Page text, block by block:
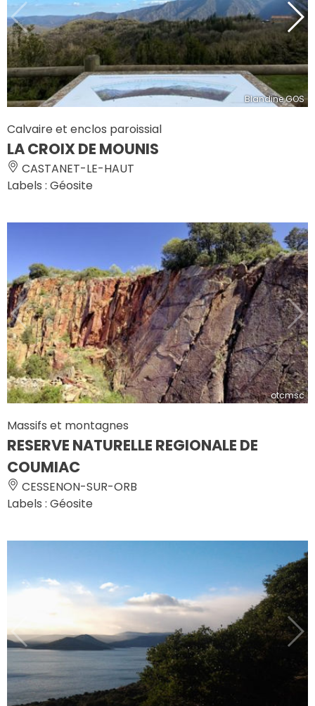
Blandine GOS
Calvaire et enclos paroissial
LA CROIX DE MOUNIS
CASTANET-LE-HAUT
Labels : Géosite
otcmsc
Massifs et montagnes
RESERVE NATURELLE REGIONALE DE
COUMIAC
CESSENON-SUR-ORB
Labels : Géosite